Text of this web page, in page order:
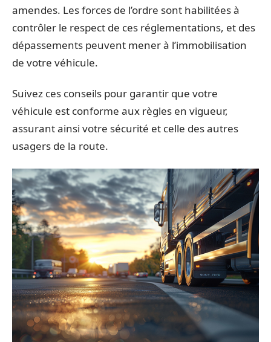
amendes. Les forces de l’ordre sont habilitées à
contrôler le respect de ces réglementations, et des
dépassements peuvent mener à l’immobilisation
de votre véhicule.
Suivez ces conseils pour garantir que votre
véhicule est conforme aux règles en vigueur,
assurant ainsi votre sécurité et celle des autres
usagers de la route.